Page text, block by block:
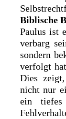
Biblische
Paulus ist
verbarg
sondern
verfolgt
Dies zeigt,
nicht nur
ein tiefes